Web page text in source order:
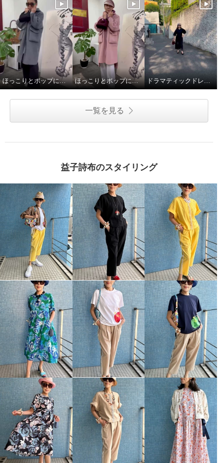
ほっこりとポップに冬を楽しことむコートスタイル ほっこりとポップに冬を楽しことむコートスタイル ドラマティックドレスで秋を楽しむ
一覧を見る
益子詩布のスタイリング